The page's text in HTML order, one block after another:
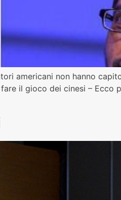
americani non hanno
il gioco dei cinesi – Ecco